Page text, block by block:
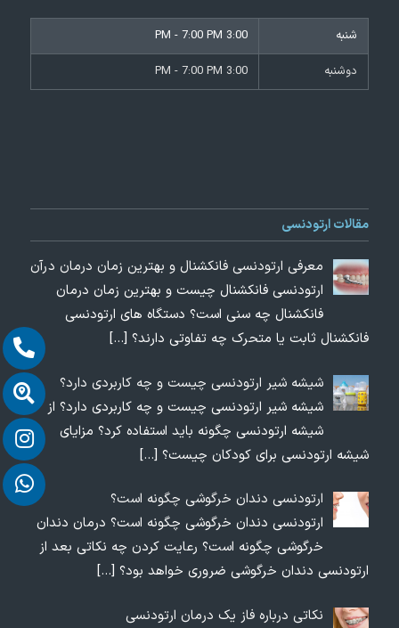
شنبه
3:00 PM - 7:00 PM
دوشنبه
3:00 PM - 7:00 PM
مقالات ارتودنسی
معرفی ارتودنسی فانکشنال و بهترین زمان درمان درآن
ارتودنسی فانکشنال چیست و بهترین زمان درمان
فانکشنال چه سنی است؟ دستگاه های ارتودنسی
فانکشنال ثابت یا متحرک چه تفاوتی دارند؟[…]
شیشه شیر ارتودنسی چیست و چه کاربردی دارد؟
شیشه شیر ارتودنسی چیست و چه کاربردی دارد؟ از
شیشه ارتودنسی چگونه باید استفاده کرد؟ مزایای
شیشه ارتودنسی برای کودکان چیست؟[…]
ارتودنسی دندان خرگوشی چگونه است؟
ارتودنسی دندان خرگوشی چگونه است؟ درمان دندان
خرگوشی چگونه است؟ رعایت کردن چه نکاتی بعد از
ارتودنسی دندان خرگوشی ضروری خواهد بود؟[…]
نکاتی درباره فاز یک درمان ارتودنسی